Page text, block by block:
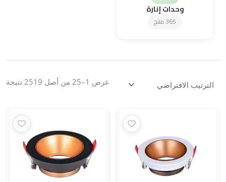
وحدات إنارة
365 منتج
عرض 1–25 من أصل 2519 نتيجة